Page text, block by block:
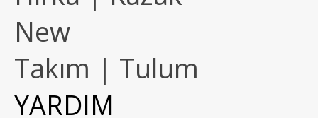
New
Takım | Tulum
YARDIM